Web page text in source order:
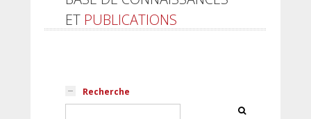
ET PUBLICATIONS
Recherche